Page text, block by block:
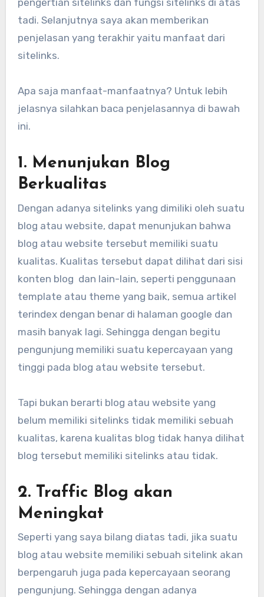
pengertian sitelinks dan fungsi sitelinks di atas
tadi. Selanjutnya saya akan memberikan
penjelasan yang terakhir yaitu manfaat dari
sitelinks.
Apa saja manfaat-manfaatnya? Untuk lebih
jelasnya silahkan baca penjelasannya di bawah
ini.
1. Menunjukan Blog
Berkualitas
Dengan adanya sitelinks yang dimiliki oleh suatu
blog atau website, dapat menunjukan bahwa
blog atau website tersebut memiliki suatu
kualitas. Kualitas tersebut dapat dilihat dari sisi
konten blog dan lain-lain, seperti penggunaan
template atau theme yang baik, semua artikel
terindex dengan benar di halaman google dan
masih banyak lagi. Sehingga dengan begitu
pengunjung memiliki suatu kepercayaan yang
tinggi pada blog atau website tersebut.
Tapi bukan berarti blog atau website yang
belum memiliki sitelinks tidak memiliki sebuah
kualitas, karena kualitas blog tidak hanya dilihat
blog tersebut memiliki sitelinks atau tidak.
2. Traffic Blog akan
Meningkat
Seperti yang saya bilang diatas tadi, jika suatu
blog atau website memiliki sebuah sitelink akan
berpengaruh juga pada kepercayaan seorang
pengunjung. Sehingga dengan adanya